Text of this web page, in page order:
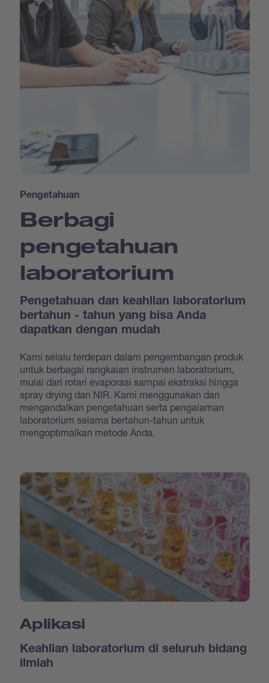
Pengetahuan
Berbagi
pengetahuan
laboratorium
Pengetahuan dan keahlian laboratorium
bertahun - tahun yang bisa Anda
dapatkan dengan mudah
Kami selalu terdepan dalam pengembangan produk
untuk berbagai rangkaian instrumen laboratorium,
mulai dari rotari evaporasi sampai ekstraksi hingga
spray drying dan NIR. Kami menggunakan dan
mengandalkan pengetahuan serta pengalaman
laboratorium selama bertahun-tahun untuk
mengoptimalkan metode Anda.
Aplikasi
Keahlian laboratorium di seluruh bidang
ilmiah